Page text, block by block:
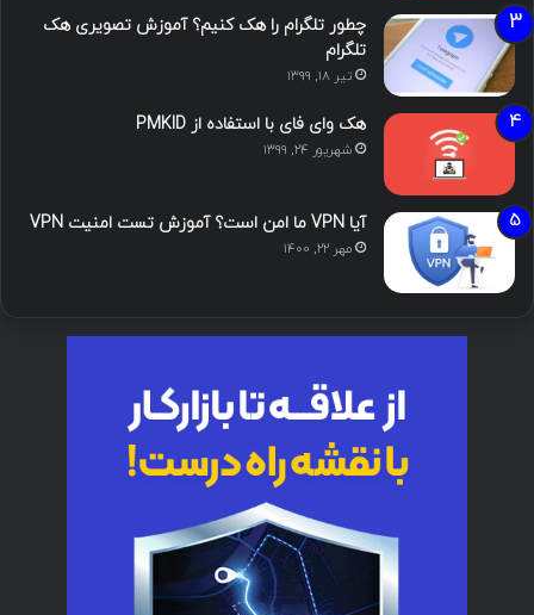
چطور تلگرام را هک کنیم؟ آموزش تصویری هک
تلگرام
تیر ۱۸, ۱۳۹۹
هک وای فای با استفاده از PMKID
شهریور ۲۴, ۱۳۹۹
آیا VPN ما امن است؟ آموزش تست امنیت VPN
مهر ۲۲, ۱۴۰۰